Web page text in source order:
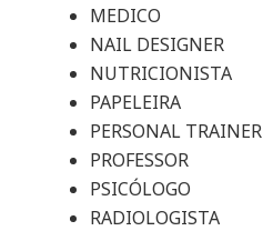
MEDICO
NAIL DESIGNER
NUTRICIONISTA
PAPELEIRA
PERSONAL TRAINER
PROFESSOR
PSICÓLOGO
RADIOLOGISTA